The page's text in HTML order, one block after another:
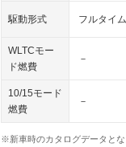
駆動形式 フルタイ
WLTCモー
ド燃費
－
10/15モード
燃費
－
※新車時のカタログデータとな